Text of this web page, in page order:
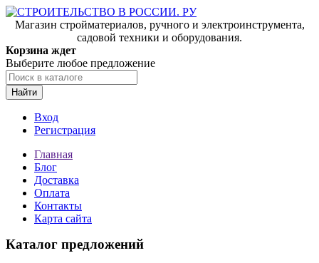
Магазин стройматериалов, ручного и электроинструмента,
садовой техники и оборудования.
Корзина ждет
Выберите любое предложение
Найти
Вход
Регистрация
Главная
Блог
Доставка
Оплата
Контакты
Карта сайта
Каталог предложений